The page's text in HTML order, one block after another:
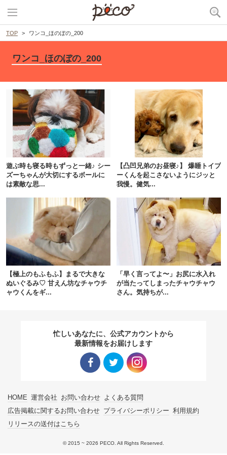
TOP ワンコ_ほのぼの_200
ワンコ_ほのぼの_200
遊ぶ時も寝る時もずっと一緒♪ シー
ズーちゃんが大切にするボールに
は素敵な思...
【凸凹兄弟のお昼寝♪】 爆睡トイプ
ーくんを起こさないようにジッと
我慢。健気...
【極上のもふもふ】まるで大きな
ぬいぐるみ♡ 甘えん坊なチャウチ
ャウくんをギ...
「早く言ってよ〜」お尻に水入れ
が当たってしまったチャウチャウ
さん。気持ちが...
忙しいあなたに、公式アカウントから
最新情報をお届けします
HOME 運営会社 お問い合わせ よくある質問
広告掲載に関するお問い合わせ プライバシーポリシー 利用規約
リリースの送付はこちら
© 2015 ~ 2026 PECO. All Rights Reserved.
pecodogs
いぬ部をフォロー
pecocats
ねこ部をフォロー
PECOアプリをダウンロード済みの方
アプリで開く